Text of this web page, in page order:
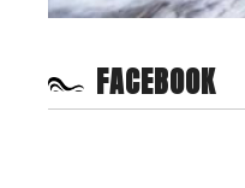
FACEBOOK